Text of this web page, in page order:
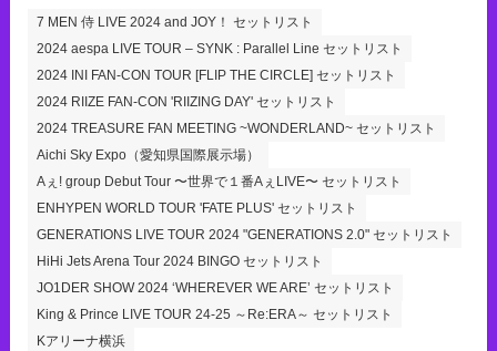
7 MEN 侍 LIVE 2024 and JOY！ セットリスト
2024 aespa LIVE TOUR – SYNK : Parallel Line セットリスト
2024 INI FAN-CON TOUR [FLIP THE CIRCLE] セットリスト
2024 RIIZE FAN-CON 'RIIZING DAY' セットリスト
2024 TREASURE FAN MEETING ~WONDERLAND~ セットリスト
Aichi Sky Expo（愛知県国際展示場）
Aぇ! group Debut Tour 〜世界で１番AぇLIVE〜 セットリスト
ENHYPEN WORLD TOUR 'FATE PLUS' セットリスト
GENERATIONS LIVE TOUR 2024 "GENERATIONS 2.0" セットリスト
HiHi Jets Arena Tour 2024 BINGO セットリスト
JO1DER SHOW 2024 ‘WHEREVER WE ARE’ セットリスト
King & Prince LIVE TOUR 24-25 ～Re:ERA～ セットリスト
Kアリーナ横浜